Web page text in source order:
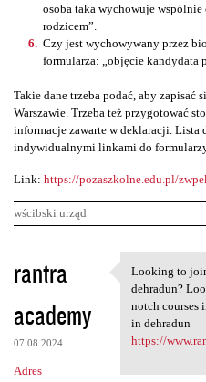
osoba taka wychowuje
rodzicem”.
Czy jest wychowywany przez
formularza: „objęcie kandydata
Takie dane trzeba podać, aby
Warszawie. Trzeba też przygotować
informacje zawarte w deklaracji. Lista
indywidualnymi linkami do
Link: https://pozaszkolne.edu.pl/
wścibski urząd
K
o
m
e
n
rantra
academy
07.08.2024
Adres
Looking to
Looking to
dehradun?
notch courses
in dehradun
https://